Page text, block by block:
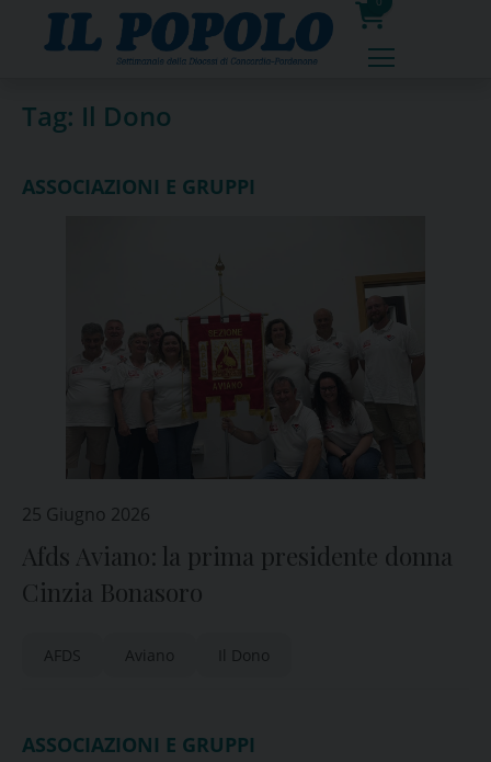
0
prodotti
Tag: Il Dono
ASSOCIAZIONI E GRUPPI
25 Giugno 2026
Afds Aviano: la prima presidente donna
Cinzia Bonasoro
AFDS Aviano Il Dono
ASSOCIAZIONI E GRUPPI